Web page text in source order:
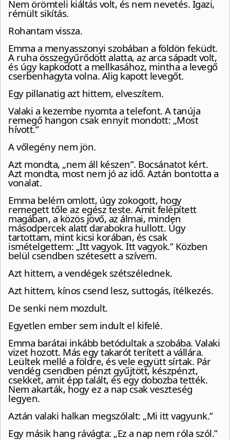
Nem örömteli kiáltás volt, és nem nevetés. Igazi,
rémült sikítás.
Rohantam vissza.
Emma a menyasszonyi szobában a földön feküdt.
A ruha összegyűrődött alatta, az arca sápadt volt,
és úgy kapkodott a mellkasához, mintha a levegő
cserbenhagyta volna. Alig kapott levegőt.
Egy pillanatig azt hittem, elveszítem.
Valaki a kezembe nyomta a telefont. A tanúja
remegő hangon csak ennyit mondott: „Most
hívott.”
A vőlegény nem jön.
Azt mondta, „nem áll készen”. Bocsánatot kért.
Azt mondta, most nem jó az idő. Aztán bontotta a
vonalat.
Emma belém omlott, úgy zokogott, hogy
remegett tőle az egész teste. Amit felépített
magában, a közös jövő, az álmai, minden
másodpercek alatt darabokra hullott. Úgy
tartottam, mint kicsi korában, és csak
ismételgettem: „Itt vagyok. Itt vagyok.” Közben
belül csendben szétesett a szívem.
Azt hittem, a vendégek szétszélednek.
Azt hittem, kínos csend lesz, suttogás, ítélkezés.
De senki nem mozdult.
Egyetlen ember sem indult el kifelé.
Emma barátai inkább betódultak a szobába. Valaki
vizet hozott. Más egy takarót terített a vállára.
Leültek mellé a földre, és vele együtt sírtak. Pár
vendég csendben pénzt gyűjtött, készpénzt,
csekket, amit épp talált, és egy dobozba tették.
Nem akarták, hogy ez a nap csak veszteség
legyen.
Aztán valaki halkan megszólalt: „Mi itt vagyunk.”
Egy másik hang rávágta: „Ez a nap nem róla szól.”